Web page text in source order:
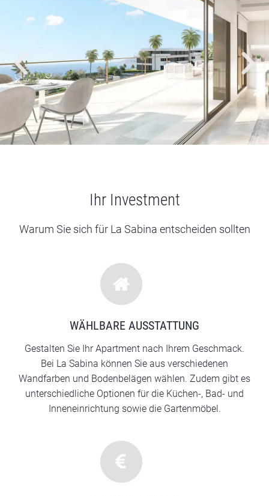
Ihr Investment
Warum Sie sich für La Sabina entscheiden sollten
WÄHLBARE AUSSTATTUNG
Gestalten Sie Ihr Apartment nach Ihrem Geschmack.
Bei La Sabina können Sie aus verschiedenen
Wandfarben und Bodenbelägen wählen. Zudem gibt es
unterschiedliche Optionen für die Küchen-, Bad- und
Inneneinrichtung sowie die Gartenmöbel.